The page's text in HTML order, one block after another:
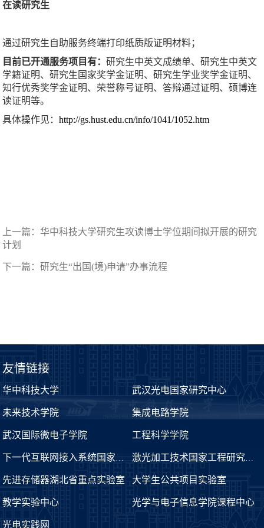
在读研究生
通过研究生自助服务终端打印纸质版证明材料；
目前已开通服务项目有：研究生中英文成绩单、研究生中英文
学籍证明、研究生国家奖学金证明、研究生学业奖学金证明、
知行优秀奖学金证明、荣誉称号证明、答辩通过证明、硕博连
读证明等。
具体操作见：http://gs.hust.edu.cn/info/1041/1052.htm
上一篇：华中科技大学研究生攻读博士学位期间拟开展的研究
计划
下一篇：研究生“出国(境)申请”办事流程
友情链接
华中科技大学 武汉光电国家研究中心
未来技术学院 集成电路学院
武汉国际微电子学院 工程科学学院
下一代互联网接入系统国家工程实验室 激光加工技术国家工程研究中心
先进存储器湖北省重点实验室 大学生公共项目实验室
教学实验中心 光学与电子信息学院课程中心
光电实践网